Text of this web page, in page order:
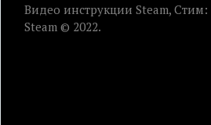
Видео инструкции Steam,
Steam © 2022.